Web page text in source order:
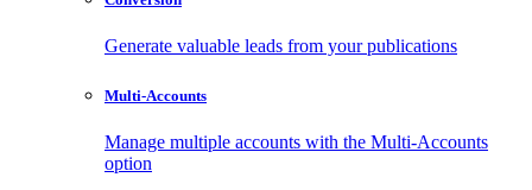
Generate valuable leads from your publications
Multi-Accounts
Manage multiple accounts with the Multi-Accounts
option